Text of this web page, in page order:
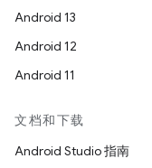
Android 13
Android 12
Android 11
文档和下载
Android Studio 指南